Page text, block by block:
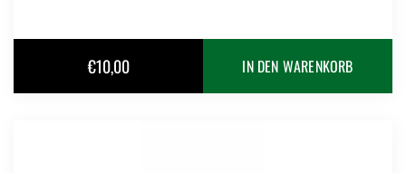
€10,00 IN DEN WARENKORB